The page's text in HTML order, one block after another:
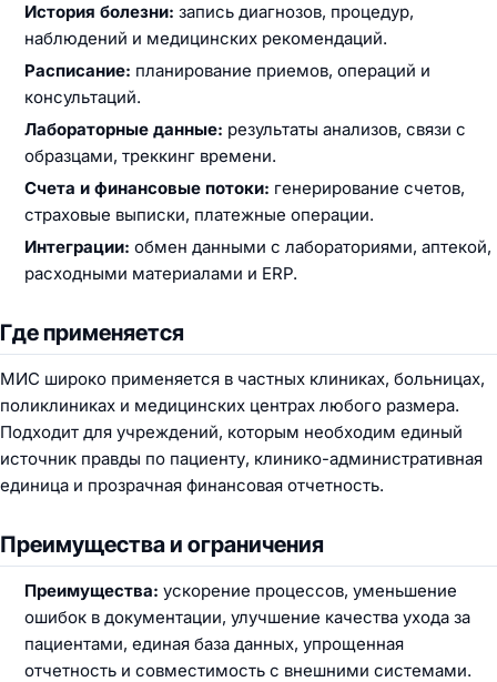
История болезни: запись диагнозов, процедур,
наблюдений и медицинских рекомендаций.
Расписание: планирование приемов, операций и
консультаций.
Лабораторные данные: результаты анализов, связи с
образцами, треккинг времени.
Счета и финансовые потоки: генерирование счетов,
страховые выписки, платежные операции.
Интеграции: обмен данными с лабораториями, аптекой,
расходными материалами и ERP.
Где применяется
МИС широко применяется в частных клиниках, больницах,
поликлиниках и медицинских центрах любого размера.
Подходит для учреждений, которым необходим единый
источник правды по пациенту, клинико-административная
единица и прозрачная финансовая отчетность.
Преимущества и ограничения
Преимущества: ускорение процессов, уменьшение
ошибок в документации, улучшение качества ухода за
пациентами, единая база данных, упрощенная
отчетность и совместимость с внешними системами.